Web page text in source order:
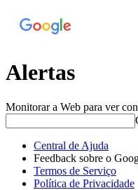
Alertas
Monitorar a Web para ver
Central de Ajuda
Feedback sobre o
Termos de Serviço
Política de Privacidade